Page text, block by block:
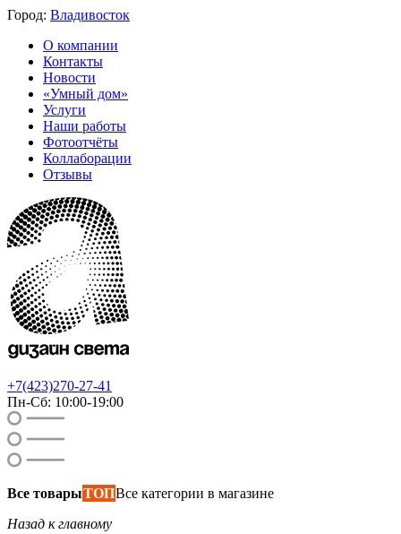
Город: Владивосток
О компании
Контакты
Новости
«Умный дом»
Услуги
Наши работы
Фотоотчёты
Коллаборации
Отзывы
+7(423)270-27-41
Пн-Сб: 10:00-19:00
Все товарыТОПВсе категории в магазине
Назад к главному